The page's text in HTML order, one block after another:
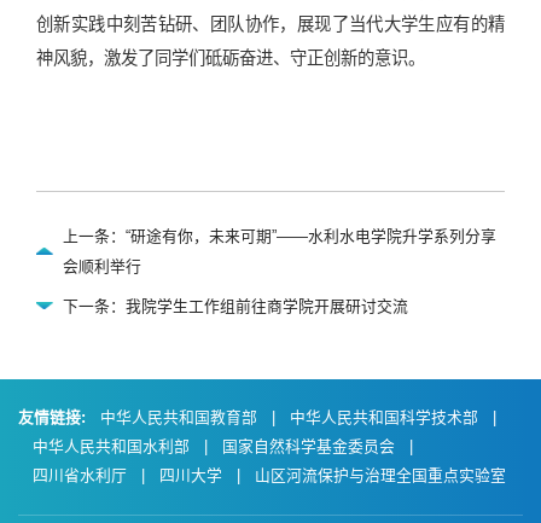
创新实践中刻苦钻研、团队协作，展现了当代大学生应有的精
神风貌，激发了同学们砥砺奋进、守正创新的意识。
上一条：“研途有你，未来可期”——水利水电学院升学系列分享
会顺利举行
下一条：我院学生工作组前往商学院开展研讨交流
友情链接: 中华人民共和国教育部 | 中华人民共和国科学技术部
|
中华人民共和国水利部
| 国家自然科学基金委员会
|
四川省水利厅
| 四川大学 | 山区河流保护与治理全国重点实验室